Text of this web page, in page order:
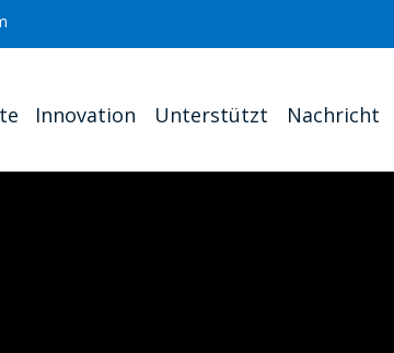
Innovation Unterstützt Nachricht